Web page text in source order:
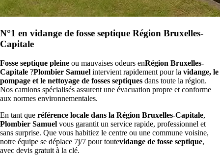
N°1 en vidange de fosse septique Région Bruxelles-
Capitale
Fosse septique pleine ou mauvaises odeurs enRégion Bruxelles-
Capitale ?Plombier Samuel intervient rapidement pour la vidange, le
pompage et le nettoyage de fosses septiques dans toute la région.
Nos camions spécialisés assurent une évacuation propre et conforme
aux normes environnementales.
En tant que référence locale dans la Région Bruxelles-Capitale,
Plombier Samuel vous garantit un service rapide, professionnel et
sans surprise. Que vous habitiez le centre ou une commune voisine,
notre équipe se déplace 7j/7 pour toutevidange de fosse septique,
avec devis gratuit à la clé.